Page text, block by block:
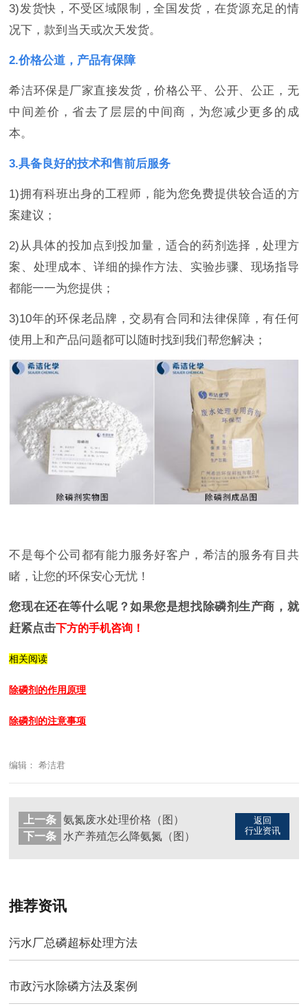
3)发货快，不受区域限制，全国发货，在货源充足的情
况下，款到当天或次天发货。
2.价格公道，产品有保障
希洁环保是厂家直接发货，价格公平、公开、公正，无
中间差价，省去了层层的中间商，为您减少更多的成
本。
3.具备良好的技术和售前后服务
1)拥有科班出身的工程师，能为您免费提供较合适的方
案建议；
2)从具体的投加点到投加量，适合的药剂选择，处理方
案、处理成本、详细的操作方法、实验步骤、现场指导
都能一一为您提供；
3)10年的环保老品牌，交易有合同和法律保障，有任何
使用上和产品问题都可以随时找到我们帮您解决；
不是每个公司都有能力服务好客户，希洁的服务有目共
睹，让您的环保安心无忧！
您现在还在等什么呢？如果您是想找除磷剂生产商，就
赶紧点击下方的手机咨询！
相关阅读
除磷剂的作用原理
除磷剂的注意事项
编辑： 希洁君
返回
行业资讯
上一条
氨氮废水处理价格（图）
下一条
水产养殖怎么降氨氮（图）
推荐资讯
污水厂总磷超标处理方法
市政污水除磷方法及案例